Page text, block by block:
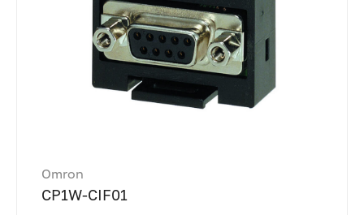
Omron
CP1W-CIF01